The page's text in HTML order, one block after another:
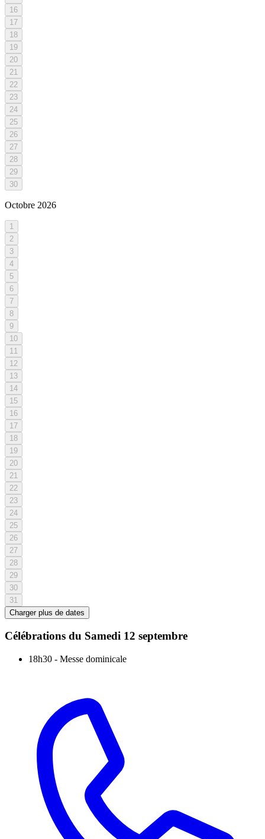
16
17
18
19
20
21
22
23
24
25
26
27
28
29
30
Octobre 2026
1
2
3
4
5
6
7
8
9
10
11
12
13
14
15
16
17
18
19
20
21
22
23
24
25
26
27
28
29
30
31
Charger plus de dates
Célébrations du Samedi 12 septembre
18h30 - Messe dominicale